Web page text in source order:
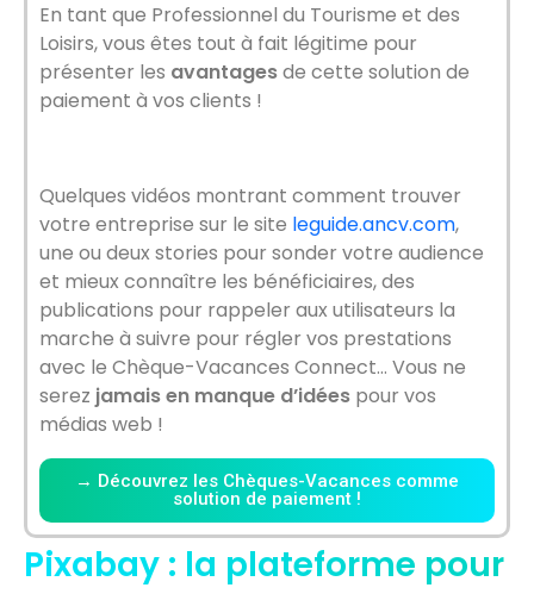
En tant que Professionnel du Tourisme et des
Loisirs, vous êtes tout à fait légitime pour
présenter les avantagesde cette solution de
paiement à vos clients !
Quelques vidéos montrant comment trouver
votre entreprise sur le site leguide.ancv.com,
une ou deux stories pour sonder votre audience
et mieux connaître les bénéficiaires, des
publications pour rappeler aux utilisateurs la
marche à suivre pour régler vos prestations
avec le Chèque-Vacances Connect… Vous ne
serez jamais en manque d’idées pour vos
médias web !
→ Découvrez les Chèques-Vacances comme
solution de paiement !
Pixabay : la plateforme pour